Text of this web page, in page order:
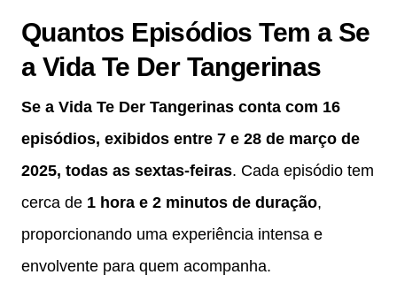
Quantos Episódios Tem a Se
a Vida Te Der Tangerinas
Se a Vida Te Der Tangerinas conta com 16
episódios, exibidos entre 7 e 28 de março de
2025, todas as sextas-feiras. Cada episódio tem
cerca de 1 hora e 2 minutos de duração,
proporcionando uma experiência intensa e
envolvente para quem acompanha.